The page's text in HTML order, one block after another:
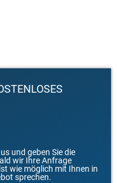
und geben Sie die
wir Ihre Anfrage
wie möglich mit Ihnen in
sprechen.